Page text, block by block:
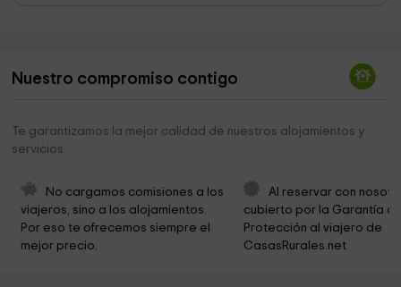
Torre Museo Font Bona 1,2 km
Museu Valencià del Paper
Cementerio Municipal
Ermita San Antonio
Toll Blau 3,2 km
Nuestro compromiso contigo
Te garantizamos la mejor calidad de nuestros alojamientos y
servicios
No cargamos comisiones a los
viajeros, sino a los alojamientos.
Por eso te ofrecemos siempre el
mejor precio.
Al reservar con
cubierto por la Garantía
Protección al viajero de
CasasRurales.net